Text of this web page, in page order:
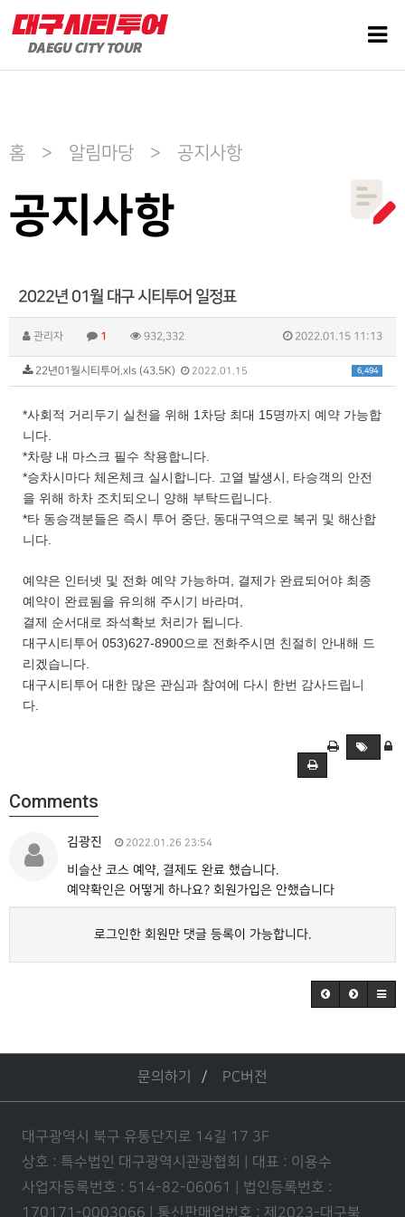
홈 > 알림마당 > 공지사항
공지사항
2022년 01월 대구 시티투어 일정표
관리자 1 932,332 2022.01.15 11:13
6,494
22년01월시티투어.xls (43.5K) 2022.01.15
*사회적 거리두기 실천을 위해 1차당 최대 15명까지 예약 가능합
니다.
*차량 내 마스크 필수 착용합니다.
*승차시마다 체온체크 실시합니다. 고열 발생시, 타승객의 안전
을 위해 하차 조치되오니 양해 부탁드립니다.
*타 동승객분들은 즉시 투어 중단, 동대구역으로 복귀 및 해산합
니다.
예약은 인터넷 및 전화 예약 가능하며, 결제가 완료되어야 최종
예약이 완료됨을 유의해 주시기 바라며,
결제 순서대로 좌석확보 처리가 됩니다.
대구시티투어 053)627-8900으로 전화주시면 친절히 안내해 드
리겠습니다.
대구시티투어 대한 많은 관심과 참여에 다시 한번 감사드립니
다.
Comments
김광진 2022.01.26 23:54
비슬산 코스 예약, 결제도 완료 했습니다.
예약확인은 어떻게 하나요? 회원가입은 안했습니다
로그인한 회원만 댓글 등록이 가능합니다.
문의하기 PC버전
대구광역시 북구 유통단지로 14길 17 3F
상호 : 특수법인 대구광역시관광협회 | 대표 : 이용수
사업자등록번호 : 514-82-06061 | 법인등록번호 :
170171-0003066 | 통신판매업번호 : 제2023-대구북